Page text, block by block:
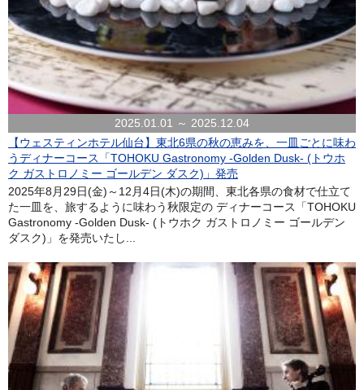
2025.01.01 ～ 2025.12.04
【ウェスティンホテル仙台】東北6県の秋の恵みを、一皿ごとに味わ
うディナーコース「TOHOKU Gastronomy -Golden Dusk- (トウホ
ク ガストロノミー ゴールデン ダスク)」発売
2025年8月29日(金)～12月4日(木)の期間、東北各県の食材で仕立て
た一皿を、旅するように味わう秋限定の ディナーコース「TOHOKU
Gastronomy -Golden Dusk- (トウホク ガストロノミー ゴールデン
ダスク)」を発売いたし...